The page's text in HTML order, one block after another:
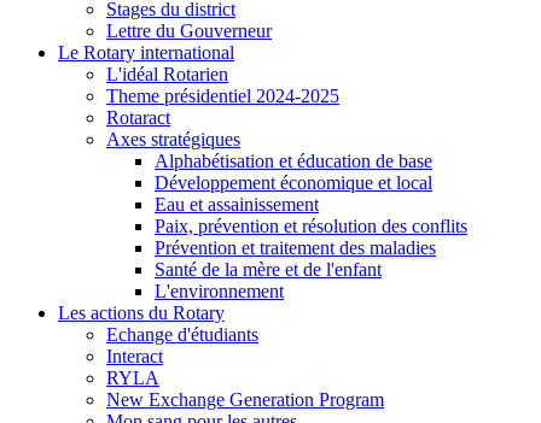
Stages du district
Lettre du Gouverneur
Le Rotary international
L'idéal Rotarien
Theme présidentiel 2024-2025
Rotaract
Axes stratégiques
Alphabétisation et éducation de base
Développement économique et local
Eau et assainissement
Paix, prévention et résolution des conflits
Prévention et traitement des maladies
Santé de la mère et de l'enfant
L'environnement
Les actions du Rotary
Echange d'étudiants
Interact
RYLA
New Exchange Generation Program